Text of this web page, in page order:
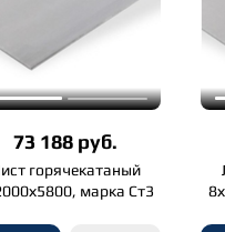
73 188 руб.
горячекатаный
марка Ст3